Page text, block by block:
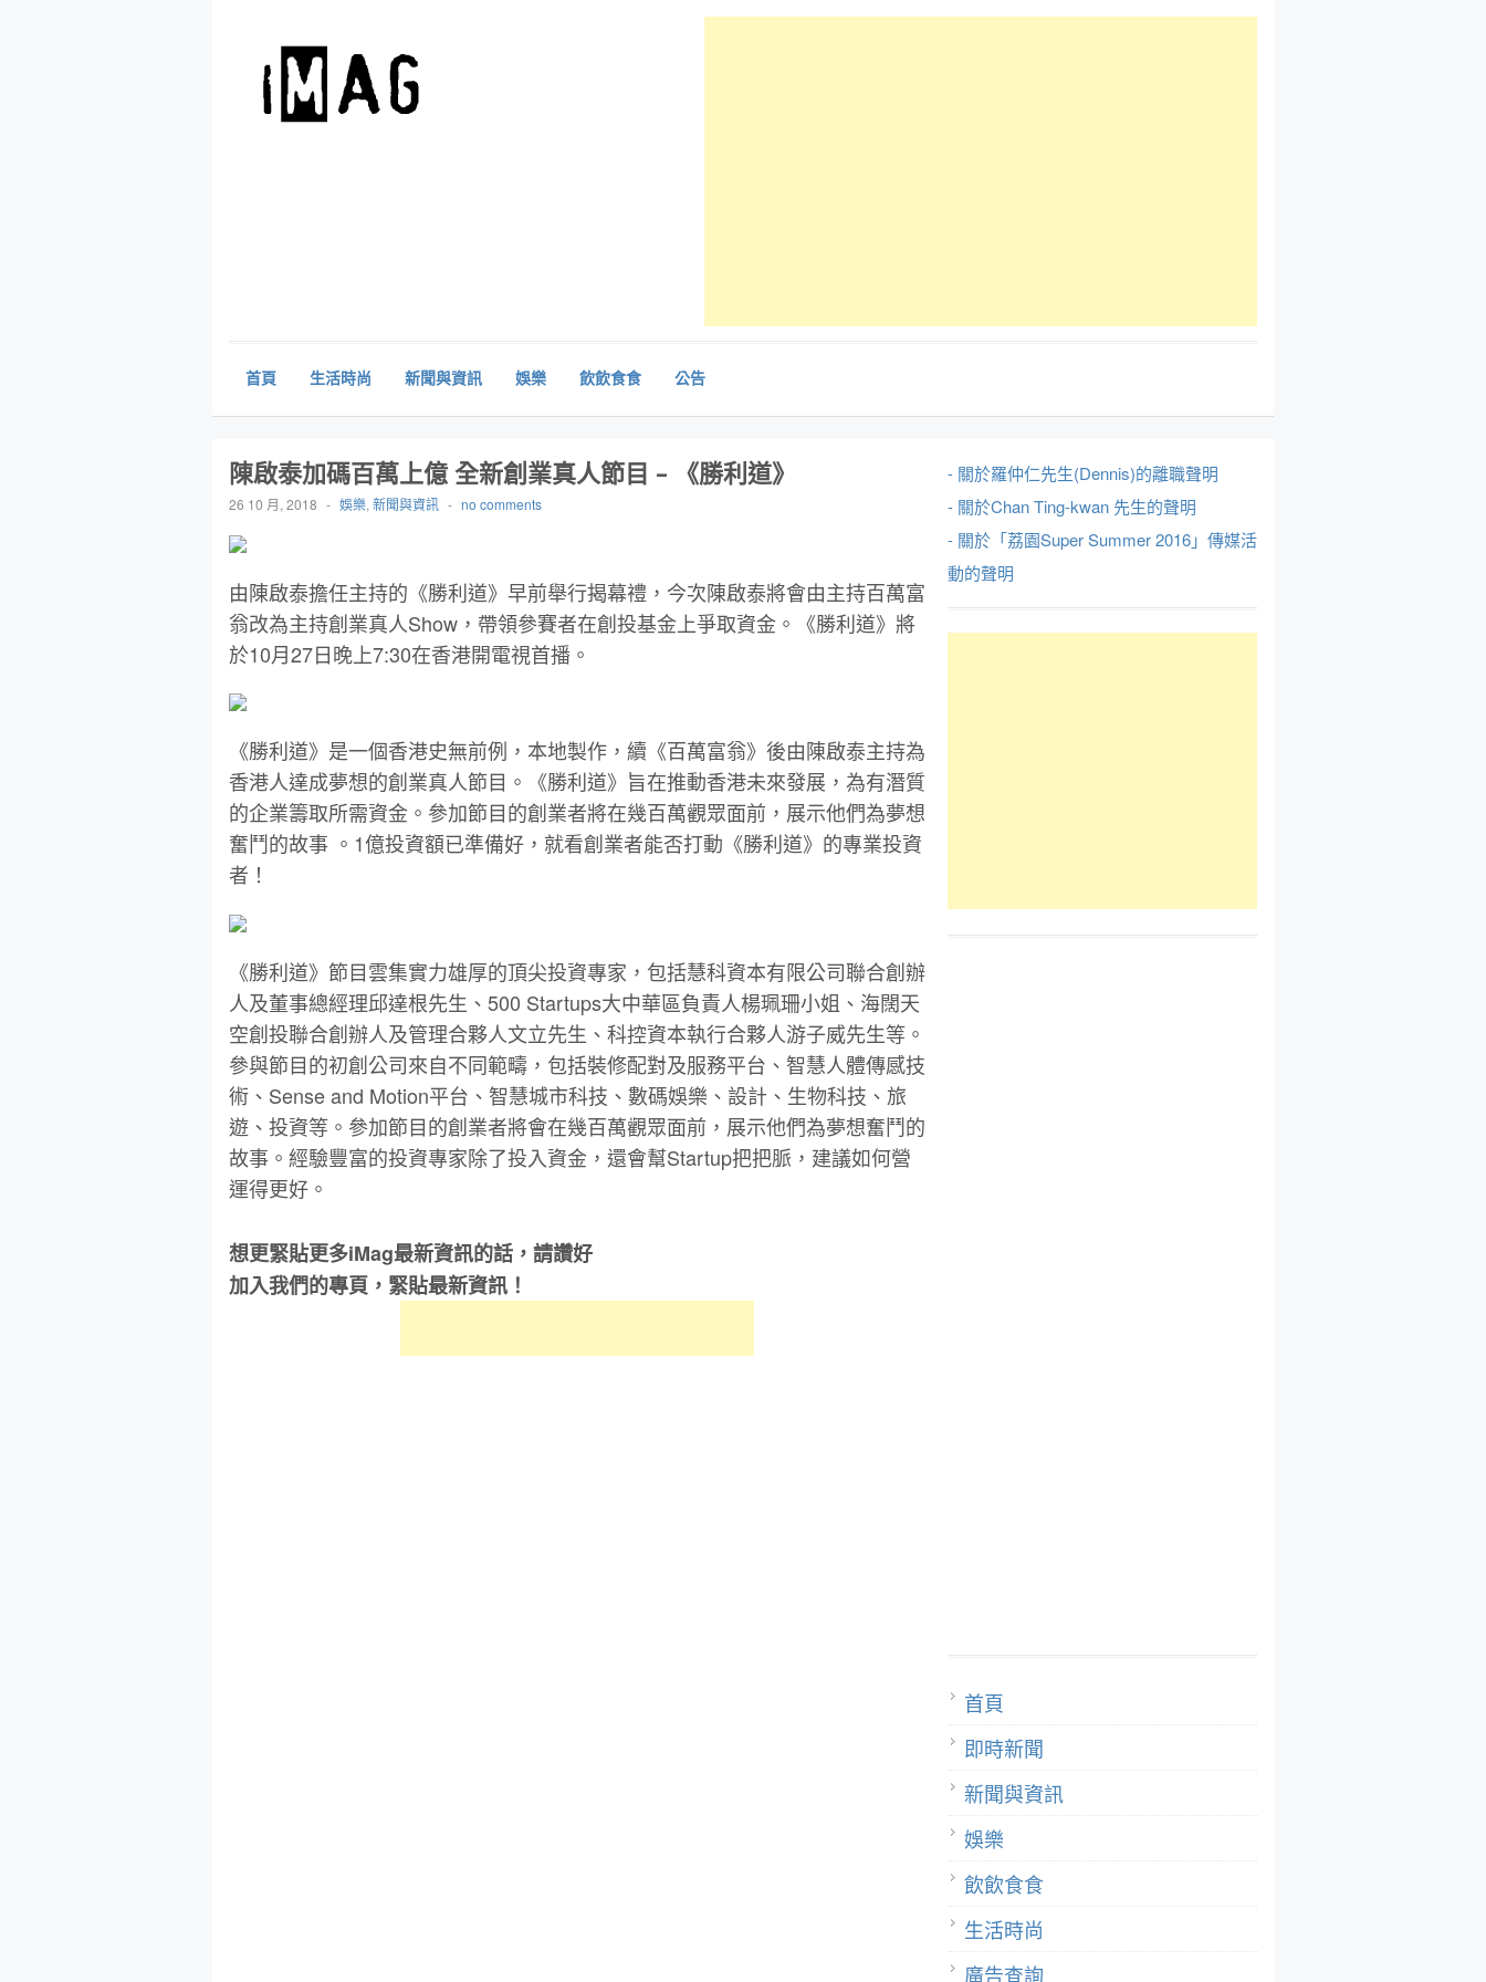
首頁 生活時尚 新聞與資訊 娛樂 飲飲食食 公告
陳啟泰加碼百萬上億 全新創業真人節目 – 《勝利道》
26 10 月, 2018 - 娛樂, 新聞與資訊 - no comments
由陳啟泰擔任主持的《勝利道》早前舉行揭幕禮，今次陳啟泰將會由主持百萬富
翁改為主持創業真人Show，帶領參賽者在創投基金上爭取資金。《勝利道》將
於10月27日晚上7:30在香港開電視首播。
《勝利道》是一個香港史無前例，本地製作，續《百萬富翁》 後由陳啟泰主持為
香港人達成夢想的創業真人節目。《勝利道》 旨在推動香港未來發展，為有潛質
的企業籌取所需資金。 參加節目的創業者將在幾百萬觀眾面前，展示他們為夢想
奮鬥的故事 。 1億投資額已準備好，就看創業者能否打動《勝利道》的專業投資
者！
《勝利道》節目雲集實力雄厚的頂尖投資專家， 包括慧科資本有限公司聯合創辦
人及董事總經理邱達根先生、 500 Startups大中華區負責人楊珮珊小姐、 海闊天
空創投聯合創辦人及管理合夥人文立先生、 科控資本執行合夥人游子威先生等。
參與節目的初創公司來自不同範疇，包括裝修配對及服務平台、 智慧人體傳感技
術、 Sense and Motion平台、智慧城市科技、數碼娛樂、設計、生物科技、 旅
遊、投資等。參加節目的創業者將會在幾百萬觀眾面前， 展示他們為夢想奮鬥的
故事。經驗豐富的投資專家除了投入資金， 還會幫Startup把把脈，建議如何營
運得更好。
想更緊貼更多iMag最新資訊的話，請讚好
加入我們的專頁，緊貼最新資訊！
- 關於羅仲仁先生(Dennis)的離職聲明
- 關於Chan Ting-kwan 先生的聲明
- 關於「荔園Super Summer 2016」傳媒活
動的聲明
首頁
即時新聞
新聞與資訊
娛樂
飲飲食食
生活時尚
廣告查詢